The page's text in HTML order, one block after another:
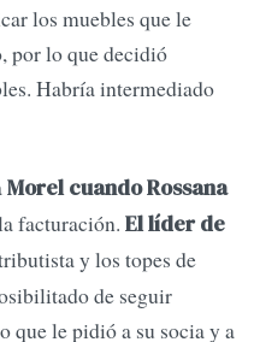
los mue­bles que le
por lo que decidió
Habría intermediado
Morel cuando Rossana
facturación. El líder de
y los topes de
de seguir
que le pidió a su socia y a